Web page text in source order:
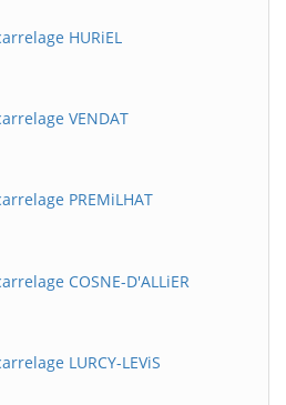
HURiEL
VENDAT
PREMiLHAT
COSNE-D'ALLiER
LURCY-LEViS